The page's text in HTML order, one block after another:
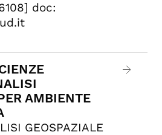
doc:
AMBIENTE
GEOSPAZIALE